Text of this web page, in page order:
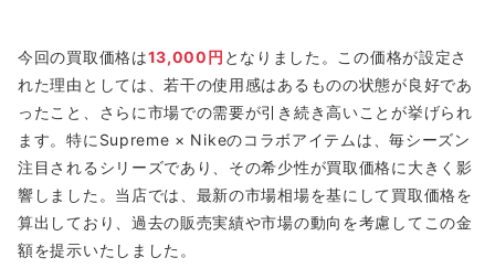
今回の買取価格は13,000円 となりました。この価格が設定さ
れた理由としては、若干の使用感はあるものの状態が良好であ
ったこと、さらに市場での需要が引き続き高いことが挙げられ
ます。特にSupreme × Nikeのコラボアイテムは、毎シーズン
注目されるシリーズであり、その希少性が買取価格に大きく影
響しました。当店では、最新の市場相場を基にして買取価格を
算出しており、過去の販売実績や市場の動向を考慮してこの金
額を提示いたしました。